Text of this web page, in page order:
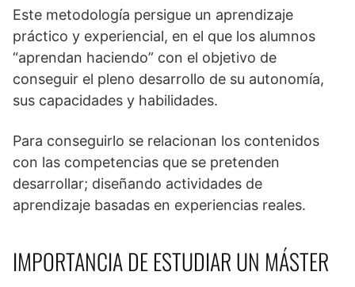
Este metodología persigue un aprendizaje
práctico y experiencial, en el que los alumnos
“aprendan haciendo” con el objetivo de
conseguir el pleno desarrollo de su autonomía,
sus capacidades y habilidades.
Para conseguirlo se relacionan los contenidos
con las competencias que se pretenden
desarrollar; diseñando actividades de
aprendizaje basadas en experiencias reales.
IMPORTANCIA DE ESTUDIAR UN MÁSTER